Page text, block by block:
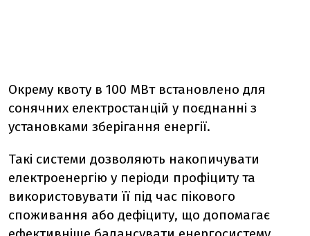
Окрему квоту в 100 МВт встановлено для
сонячних електростанцій у поєднанні з
установками зберігання енергії.
Такі системи дозволяють накопичувати
електроенергію у періоди профіциту та
використовувати її під час пікового
споживання або дефіциту, що допомагає